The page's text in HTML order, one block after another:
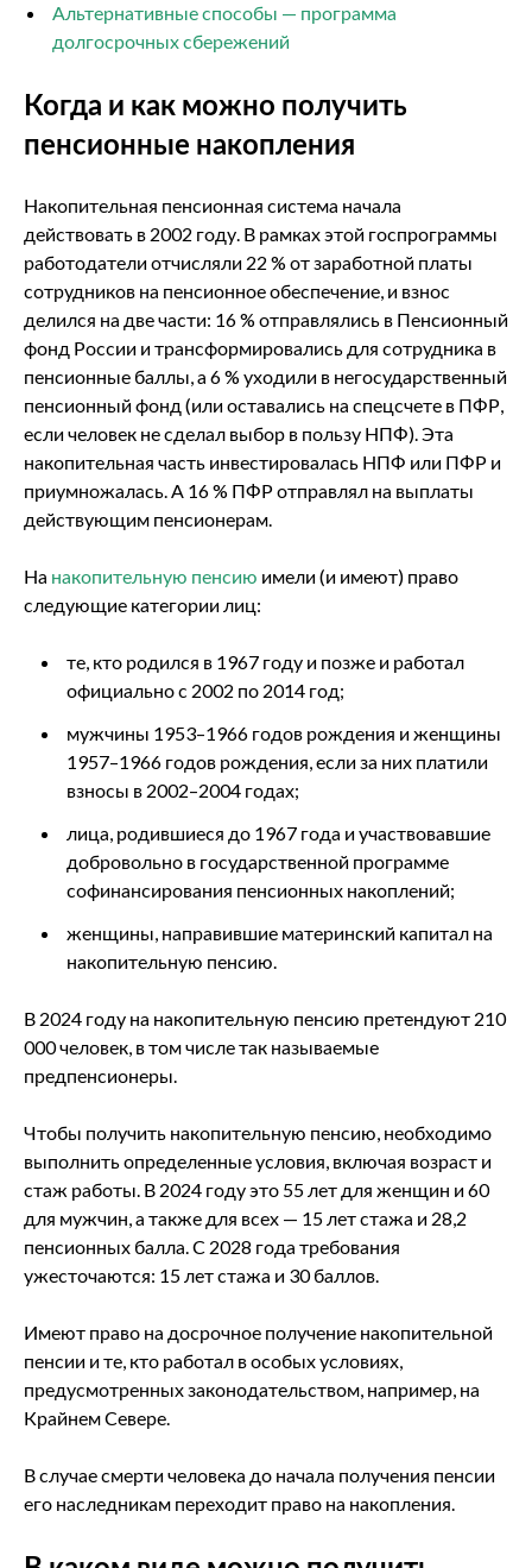
Альтернативные способы — программа
долгосрочных сбережений
Когда и как можно получить
пенсионные накопления
Накопительная пенсионная система начала
действовать в 2002 году. В рамках этой госпрограммы
работодатели отчисляли 22 % от заработной платы
сотрудников на пенсионное обеспечение, и взнос
делился на две части: 16 % отправлялись в Пенсионный
фонд России и трансформировались для сотрудника в
пенсионные баллы, а 6 % уходили в негосударственный
пенсионный фонд (или оставались на спецсчете в ПФР,
если человек не сделал выбор в пользу НПФ). Эта
накопительная часть инвестировалась НПФ или ПФР и
приумножалась. А 16 % ПФР отправлял на выплаты
действующим пенсионерам.
На накопительную пенсию имели (и имеют) право
следующие категории лиц:
те, кто родился в 1967 году и позже и работал
официально с 2002 по 2014 год;
мужчины 1953–1966 годов рождения и женщины
1957–1966 годов рождения, если за них платили
взносы в 2002–2004 годах;
лица, родившиеся до 1967 года и участвовавшие
добровольно в государственной программе
софинансирования пенсионных накоплений;
женщины, направившие материнский капитал на
накопительную пенсию.
В 2024 году на накопительную пенсию претендуют 210
000 человек, в том числе так называемые
предпенсионеры.
Чтобы получить накопительную пенсию, необходимо
выполнить определенные условия, включая возраст и
стаж работы. В 2024 году это 55 лет для женщин и 60
для мужчин, а также для всех — 15 лет стажа и 28,2
пенсионных балла. С 2028 года требования
ужесточаются: 15 лет стажа и 30 баллов.
Имеют право на досрочное получение накопительной
пенсии и те, кто работал в особых условиях,
предусмотренных законодательством, например, на
Крайнем Севере.
В случае смерти человека до начала получения пенсии
его наследникам переходит право на накопления.